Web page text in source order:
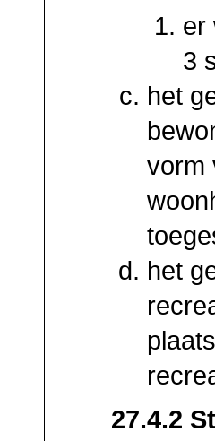
er
3
het
vorm
het
27.4.2